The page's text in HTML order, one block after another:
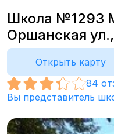
Школа №1293
Оршанская
Открыть карту
84
Вы представитель